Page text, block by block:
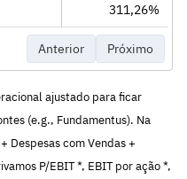
311,26%
Anterior Próximo
ajustado para ficar
(e.g., Fundamentus). Na
Despesas com Vendas +
P/EBIT *, EBIT por ação *,